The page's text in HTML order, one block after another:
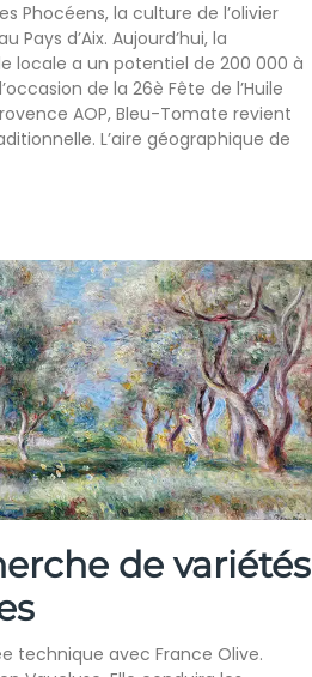
Phocéens, la culture de l’olivier
Pays d’Aix. Aujourd’hui, la
locale a un potentiel de 200 000 à
de la 26è Fête de l’Huile
AOP, Bleu-Tomate revient
L’aire géographique de
de variétés
technique avec France Olive.